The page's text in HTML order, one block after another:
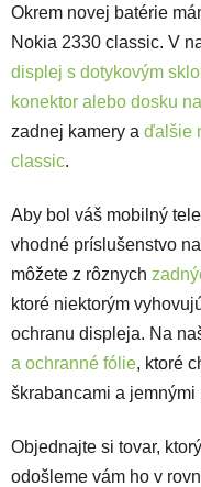
Okrem novej batérie
Nokia 2330 classic. V
displej s dotykovým
konektor alebo dosku
zadnej kamery a ďalšie
classic.
Aby bol váš mobilný
vhodné príslušenstvo
môžete z rôznych
ktoré niektorým
ochranu displeja. Na
a ochranné fólie, ktoré
škrabancami a jemnými
Objednajte si tovar,
odošleme vám ho v